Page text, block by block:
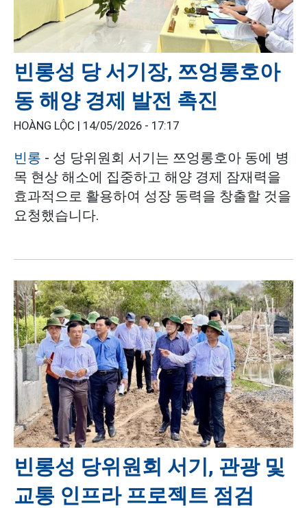
빈롱성 당 서기장, 쯔엉롱호아
동 해양 경제 발전 촉진
HOÀNG LỘC | 14/05/2026 - 17:17
빈롱 - 성 당위원회 서기는 쯔엉롱호아 동에 병
목 현상 해소에 집중하고 해양 경제 잠재력을
효과적으로 활용하여 성장 동력을 창출할 것을
요청했습니다.
빈롱성 당위원회 서기, 관광 및
교통 인프라 프로젝트 점검